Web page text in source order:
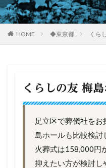
HOME ◆東京都 くら
くらしの友 梅
足立区で葬儀社を
島ホールも比較検討
火葬式は158,000円
抑えたい方が検討し